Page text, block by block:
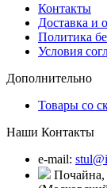
Контакты
Доставка и
Политика
Условия
Дополнительно
Товары со
Наши Контакты
e-mail:
Почайна,